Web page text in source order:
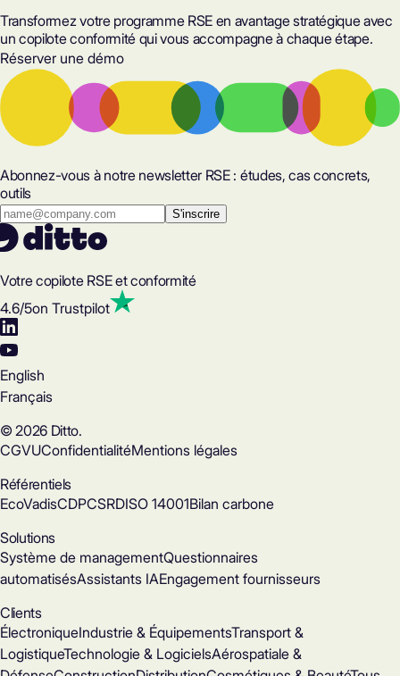
Transformez votre programme RSE en avantage stratégique avec
un copilote conformité qui vous accompagne à chaque étape.
Réserver une démo
Abonnez-vous à notre newsletter RSE : études, cas concrets,
outils
Votre copilote RSE et conformité
4.6/5on Trustpilot
English
Français
© 2026 Ditto.
CGVUConfidentialitéMentions légales
Référentiels
EcoVadisCDPCSRDISO 14001Bilan carbone
Solutions
Système de managementQuestionnaires
automatisésAssistants IAEngagement fournisseurs
Clients
ÉlectroniqueIndustrie & ÉquipementsTransport &
LogistiqueTechnologie & LogicielsAérospatiale &